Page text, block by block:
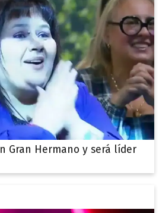
Gran Hermano y será líder